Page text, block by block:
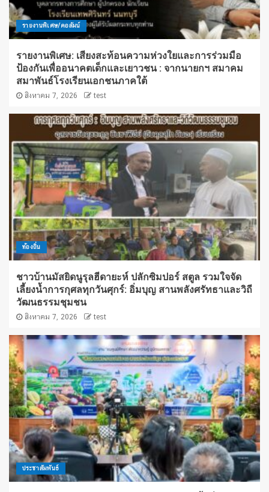
รายงานพิเศษ/คอลัมน์
รายงานพิเศษ: เสียงสะท้อนความห่วงใยและการร่วมมือ
ป้องกันเพื่ออนาคตเด็กและเยาวชน : จากนายกฯ สมาคม
สมาพันธ์โรงเรียนเอกชนภาคใต้
สิงหาคม 7, 2026 test
ท้องถิ่น
ชาวบ้านมัสยิดนูรุลฮีดายะห์ ปลักซิมปอร์ สตูล รวมใจจัด
เลี้ยงน้ำการกุศลทุกวันศุกร์: อิ่มบุญ สานพลังศรัทธาและวิถี
วัฒนธรรมชุมชน
สิงหาคม 7, 2026 test
ประชาสัมพันธ์